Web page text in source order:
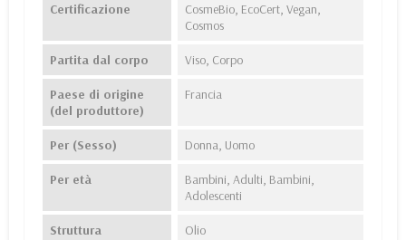
Certificazione
CosmeBio, EcoCert, Vegan,
Cosmos
Partita dal corpo Viso, Corpo
Paese di origine
(del produttore)
Francia
Per (Sesso) Donna, Uomo
Per età
Bambini, Adulti, Bambini,
Adolescenti
Struttura Olio